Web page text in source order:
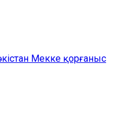
Мекке қорғаныс